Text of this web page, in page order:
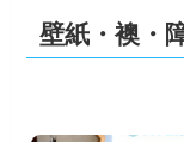
壁紙・襖・